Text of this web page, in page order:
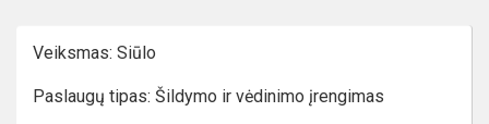
Veiksmas: Siūlo
Paslaugų tipas: Šildymo ir vėdinimo įrengimas